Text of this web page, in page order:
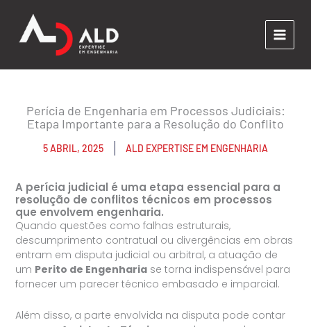
Perícia de Engenharia em Processos Judiciais:
Etapa Importante para a Resolução do Conflito
5 ABRIL, 2025 ALD EXPERTISE EM ENGENHARIA
A perícia judicial é uma etapa essencial para a
resolução de conflitos técnicos em processos
que envolvem engenharia.
Quando questões como falhas estruturais,
descumprimento contratual ou divergências em obras
entram em disputa judicial ou arbitral, a atuação de
um Perito de Engenharia se torna indispensável para
fornecer um parecer técnico embasado e imparcial.
Além disso, a parte envolvida na disputa pode contar